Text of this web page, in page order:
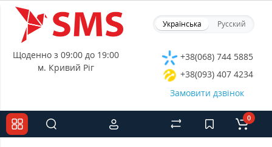
Українська Русский
Щоденно з 09:00 до 19:00
м. Кривий Ріг
+38(068) 744 5885
+38(093) 407 4234
Замовити дзвінок
0